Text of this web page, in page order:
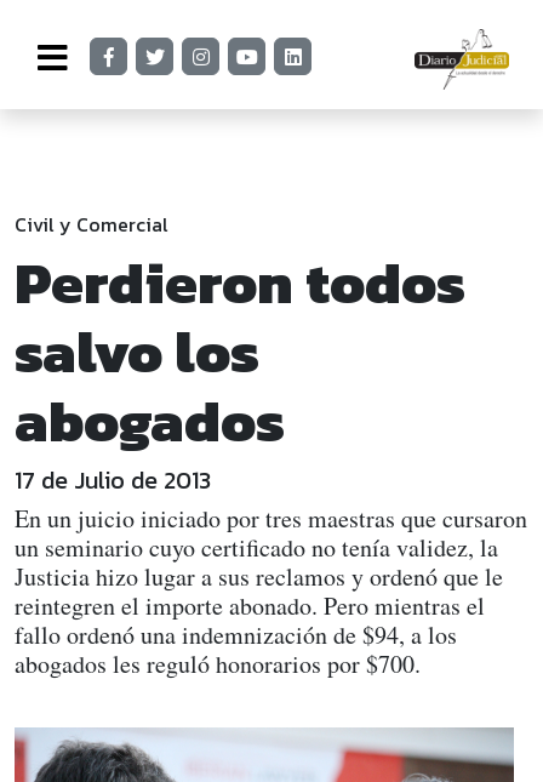
Civil y Comercial
Perdieron todos
salvo los
abogados
17 de Julio de 2013
En un juicio iniciado por tres maestras que cursaron
un seminario cuyo certificado no tenía validez, la
Justicia hizo lugar a sus reclamos y ordenó que le
reintegren el importe abonado. Pero mientras el
fallo ordenó una indemnización de $94, a los
abogados les reguló honorarios por $700.